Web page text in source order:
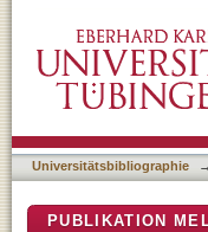
Universitätsbibliographie →
PUBLIKATION